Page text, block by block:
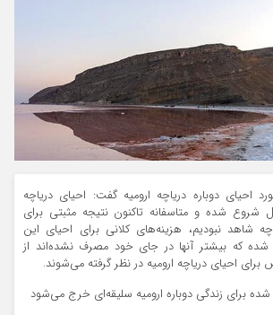
احیای دوباره دریاچه ارومیه گفت: احیای دریاچه
شروع شده و متاسفانه تاکنون نتیجه مثبتی برای
شاهد نبودیم، هزینه‌های کلانی برای احیای این
که بیشتر آنها در جای خود مصرف نشده‌اند از
احیای دریاچه ارومیه در نظر گرفته می‌شوند.
برای زندگی دوباره ارومیه سلیقه‌ای خرج می‌شود